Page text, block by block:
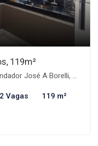
119m²
A Borelli, Catanduva-SP
2 Vagas 119 m²